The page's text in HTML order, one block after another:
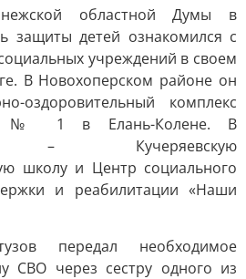
областной Думы в
защиты детей ознакомился с
учреждений в своем
В Новохоперском районе он
оздоровительный комплекс
№ 1 в Елань-Колене. В
– Кучеряевскую
школу и Центр социального
и реабилитации «Наши
передал необходимое
СВО через сестру одного из